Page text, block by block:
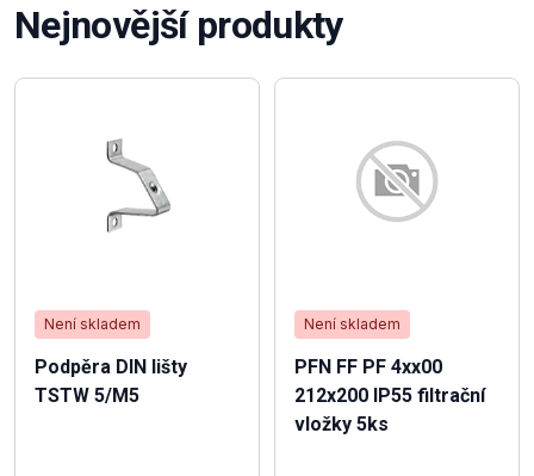
Nejnovější produkty
Není skladem
Podpěra DIN lišty
TSTW 5/M5
Není skladem
PFN FF PF 4xx00
212x200 IP55 filtrační
vložky 5ks